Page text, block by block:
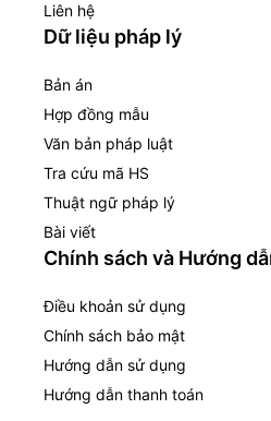
Liên hệ
Dữ liệu pháp lý
Bản án
Hợp đồng mẫu
Văn bản pháp luật
Tra cứu mã HS
Thuật ngữ pháp lý
Bài viết
Chính sách và Hướng
Điều khoản sử dụng
Chính sách bảo mật
Hướng dẫn sử dụng
Hướng dẫn thanh toán